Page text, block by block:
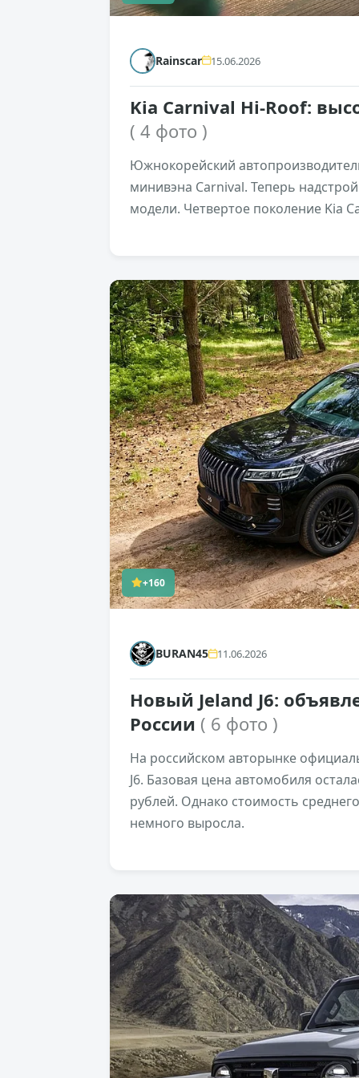
Rainscar 15.06.2026
Kia Carnival Hi-Roof:
( 4 фото )
Южнокорейский
минивэна Carnival. Теперь
модели. Четвертое поколение Kia
+160
BURAN45 11.06.2026
Новый Jeland J6:
России ( 6 фото )
На российском авторынке
J6. Базовая цена автомобиля
рублей. Однако стоимость
немного выросла.